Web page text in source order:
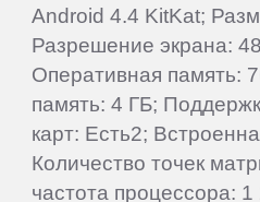
Android 4.4 KitKat;
Разрешение экрана:
Оперативная память:
память: 4 ГБ;
карт: Есть2;
Количество точек
частота процессора: